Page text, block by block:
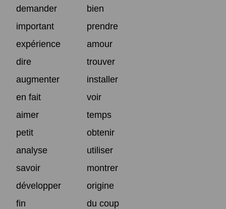
demander
bien
important
prendre
expérience
amour
dire
trouver
augmenter
installer
en fait
voir
aimer
temps
petit
obtenir
analyse
utiliser
savoir
montrer
développer
origine
fin
du coup